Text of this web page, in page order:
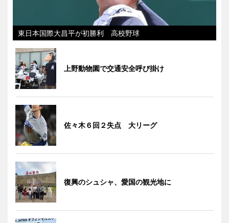
東日本国際大昌平が初勝利 高校野球
上野動物園で交通安全呼び掛け
佐々木６回２失点 大リーグ
復興のシュシャ、愛国の観光地に